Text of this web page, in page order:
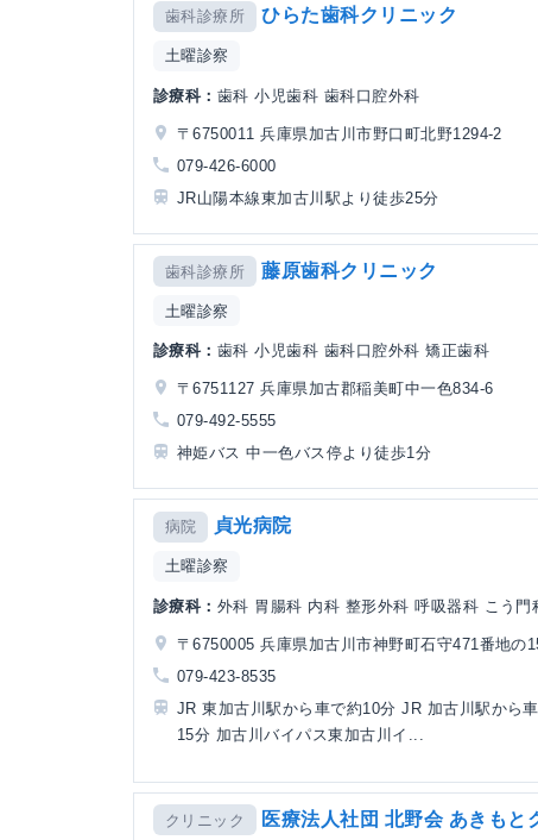
歯科診療所 ひらた歯科クリニック
土曜診察
診療科： 歯科 小児歯科 歯科口腔外科
〒6750011 兵庫県加古川市野口町北野1294-2
079-426-6000
JR山陽本線東加古川駅より徒歩25分
歯科診療所 藤原歯科クリニック
土曜診察
診療科： 歯科 小児歯科 歯科口腔外科 矯正歯科
〒6751127 兵庫県加古郡稲美町中一色834-6
079-492-5555
神姫バス 中一色バス停より徒歩1分
病院 貞光病院
土曜診察
診療科： 外科 胃腸科 内科 整形外科 呼吸器科 こう
〒6750005 兵庫県加古川市神野町石守471番地の
079-423-8535
JR 東加古川駅から車で約10分 JR 加古川駅から
15分 加古川バイパス東加古川イ...
クリニック 医療法人社団 北野会 あきもと